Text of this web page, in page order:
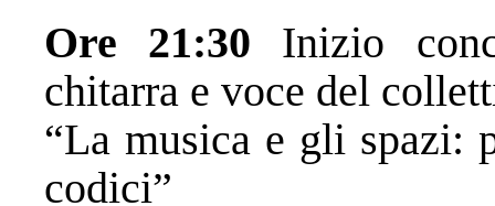
Ore 21:30 Inizio
chitarra e voce del
“La musica e gli spazi:
codici”